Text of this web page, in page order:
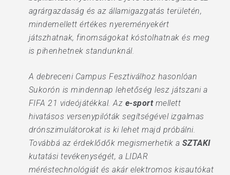
agrárgazdaság és az államigazgatás területén,
mindemellett értékes nyereményekért
játszhatnak, finomságokat kóstolhatnak és meg
is pihenhetnek standunknál.
A debreceni Campus Fesztiválhoz hasonlóan
Sukorón is mindennap lehetőség lesz játszani a
FIFA 21 videójátékkal. Az e-sportmellett
hivatásos versenypilóták segítségével izgalmas
drónszimulátorokat is ki lehet majd próbálni.
Továbbá az érdeklődők megismerhetik a SZTAKI
kutatási tevékenységét, a LIDAR
méréstechnológiát és akár elektromos kisautókat